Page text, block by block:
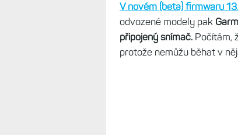
V novém (beta) firmwaru
odvozené modely pak
připojený snímač. Počítám,
protože nemůžu běhat v